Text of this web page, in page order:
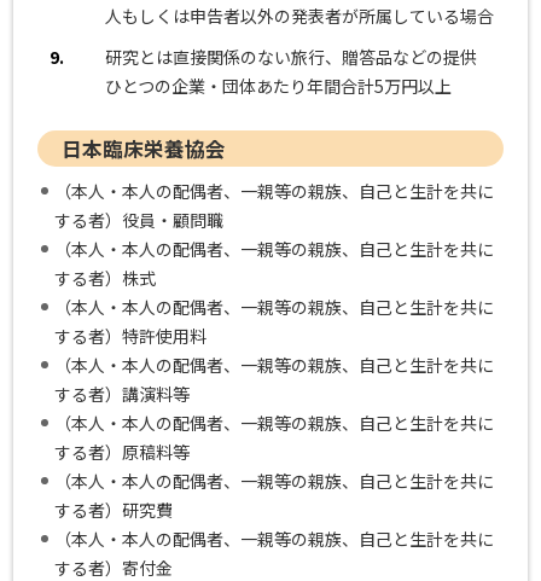
人もしくは申告者以外の発表者が所属している場合
9.
研究とは直接関係のない旅行、贈答品などの提供
ひとつの企業・団体あたり年間合計5万円以上
日本臨床栄養協会
（本人・本人の配偶者、一親等の親族、自己と生計を共に
する者）役員・顧問職
（本人・本人の配偶者、一親等の親族、自己と生計を共に
する者）株式
（本人・本人の配偶者、一親等の親族、自己と生計を共に
する者）特許使用料
（本人・本人の配偶者、一親等の親族、自己と生計を共に
する者）講演料等
（本人・本人の配偶者、一親等の親族、自己と生計を共に
する者）原稿料等
（本人・本人の配偶者、一親等の親族、自己と生計を共に
する者）研究費
（本人・本人の配偶者、一親等の親族、自己と生計を共に
する者）寄付金